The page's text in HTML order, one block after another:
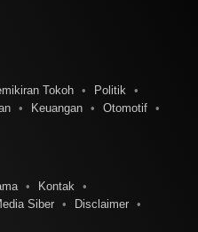
Tokoh
Politik
Keuangan
Otomotif
Kontak
Siber
Disclaimer